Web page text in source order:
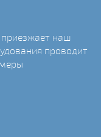
приезжает наш
проводит